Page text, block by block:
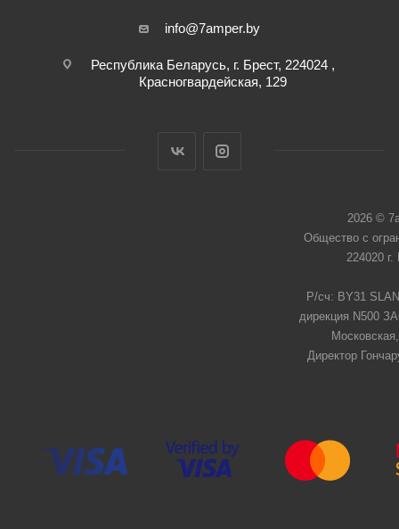
info@7amper.by
Республика Беларусь, г. Брест, 224024 ,
Красногвардейская, 129
2026 ©
Общество с
224020
Р/сч: BY31
дирекция N500
Директор